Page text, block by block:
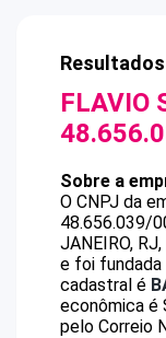
FLAVIO
Sobre a
O CNPJ da
48.656.039/
JANEIRO,
e foi
cadastral é
econômica é
pelo Correio